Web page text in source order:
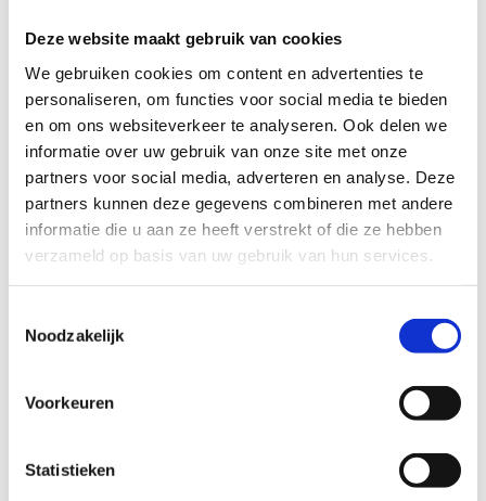
Deze website maakt gebruik van cookies
We gebruiken cookies om content en advertenties te
personaliseren, om functies voor social media te bieden
en om ons websiteverkeer te analyseren. Ook delen we
informatie over uw gebruik van onze site met onze
partners voor social media, adverteren en analyse. Deze
partners kunnen deze gegevens combineren met andere
informatie die u aan ze heeft verstrekt of die ze hebben
verzameld op basis van uw gebruik van hun services.
Noodzakelijk
Voorkeuren
Statistieken
 Installatie
N Gratis
Bestellen
Meest gekozen